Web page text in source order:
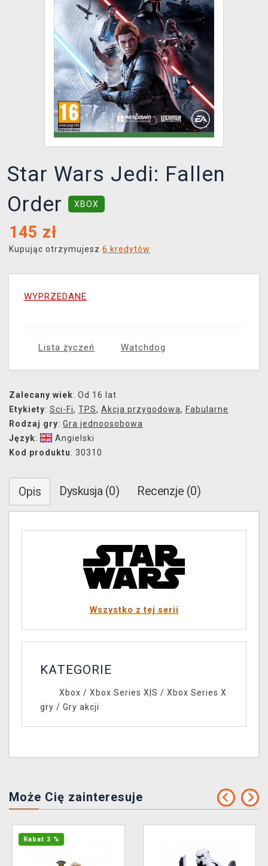
XZONE KLUB
Star Wars Jedi: Fallen
Order
XBOX
145 zł
Kupując otrzymujesz 6 kredytów
WYPRZEDANE
Lista życzeń Watchdog
Zalecany wiek: Od 16 lat
Etykiety: Sci-Fi, TPS, Akcja przygodowa, Fabularne
Rodzaj gry: Gra jednoosobowa
Język:
Angielski
Kod produktu: 30310
Opis Dyskusja (0) Recenzje (0)
Wszystko z tej serii
KATEGORIE
Xbox / Xbox Series X|S / Xbox Series X
gry / Gry akcji
Może Cię zainteresuje
Rabat 3 %